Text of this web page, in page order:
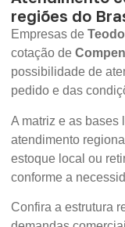
regiões do
Empresas de
cotação de
possibilidade de
pedido e das
A matriz e as bases
atendimento
estoque local ou
conforme a
Confira a estrutura